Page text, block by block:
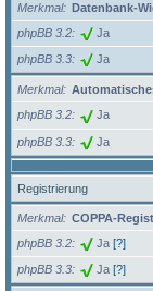
Merkmal
Datenbank-
phpBB 3.2
Ja
phpBB 3.3 Ja
Merkmal
phpBB 3.2
Ja
phpBB 3.3 Ja
Registrierung
Merkmal
COPPA-
phpBB 3.2
Ja [?]
phpBB 3.3 Ja [?]